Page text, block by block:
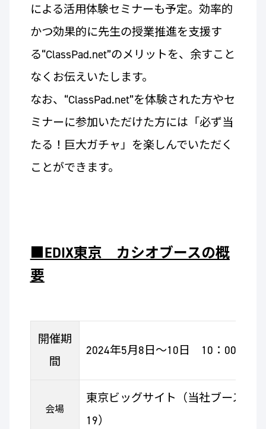
による活用体験セミナーも予定。効率的
かつ効果的に先生の授業推進を支援す
る“ClassPad.net”のメリットを、余すこと
なくお伝えいたします。
なお、“ClassPad.net”を体験された方やセ
ミナーに参加いただけた方には「必ず当
たる！巨大ガチャ」を楽しんでいただく
ことができます。
■EDIX東京 カシオブースの概
要
開催期
間
2024年5月8日～10日 10：00～18
会場
東京ビッグサイト（当社ブース
19）